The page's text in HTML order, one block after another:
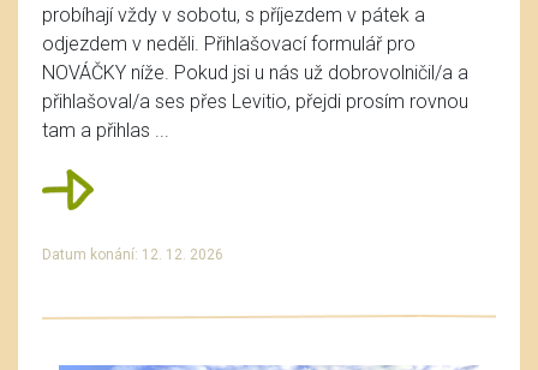
probíhají vždy v sobotu, s příjezdem v pátek a
odjezdem v neděli. Přihlašovací formulář pro
NOVÁČKY níže. Pokud jsi u nás už dobrovolničil/a a
přihlašoval/a ses přes Levitio, přejdi prosím rovnou
tam a přihlas ...
Datum konání: 12. 12. 2026